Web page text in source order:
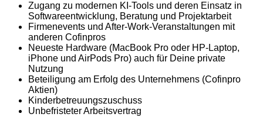
Zugang zu modernen KI-Tools und deren Einsatz in
Softwareentwicklung, Beratung und Projektarbeit
Firmenevents und After-Work-Veranstaltungen mit
anderen Cofinpros
Neueste Hardware (MacBook Pro oder HP-Laptop,
iPhone und AirPods Pro) auch für Deine private
Nutzung
Beteiligung am Erfolg des Unternehmens (Cofinpro
Aktien)
Kinderbetreuungszuschuss
Unbefristeter Arbeitsvertrag